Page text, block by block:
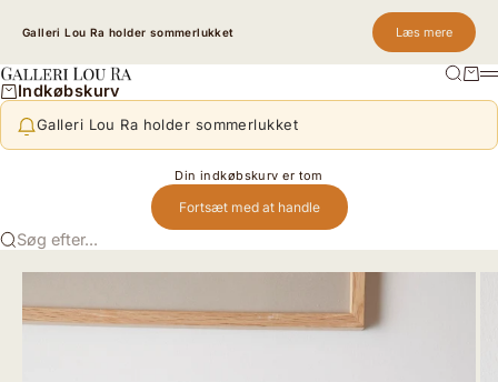
Galleri Lou Ra holder sommerlukket Læs mere
Galleri Lou Ra SøgKurv
Indkøbskurv
Galleri Lou Ra holder sommerlukket
Din indkøbskurv er tom
Fortsæt med at handle
Søg efter...